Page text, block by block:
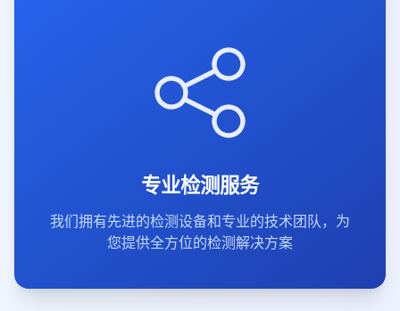
专业检测服务
我们拥有先进的检测设备和专业的技术团队，为
您提供全方位的检测解决方案